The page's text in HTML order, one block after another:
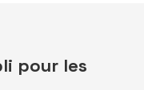
pour les